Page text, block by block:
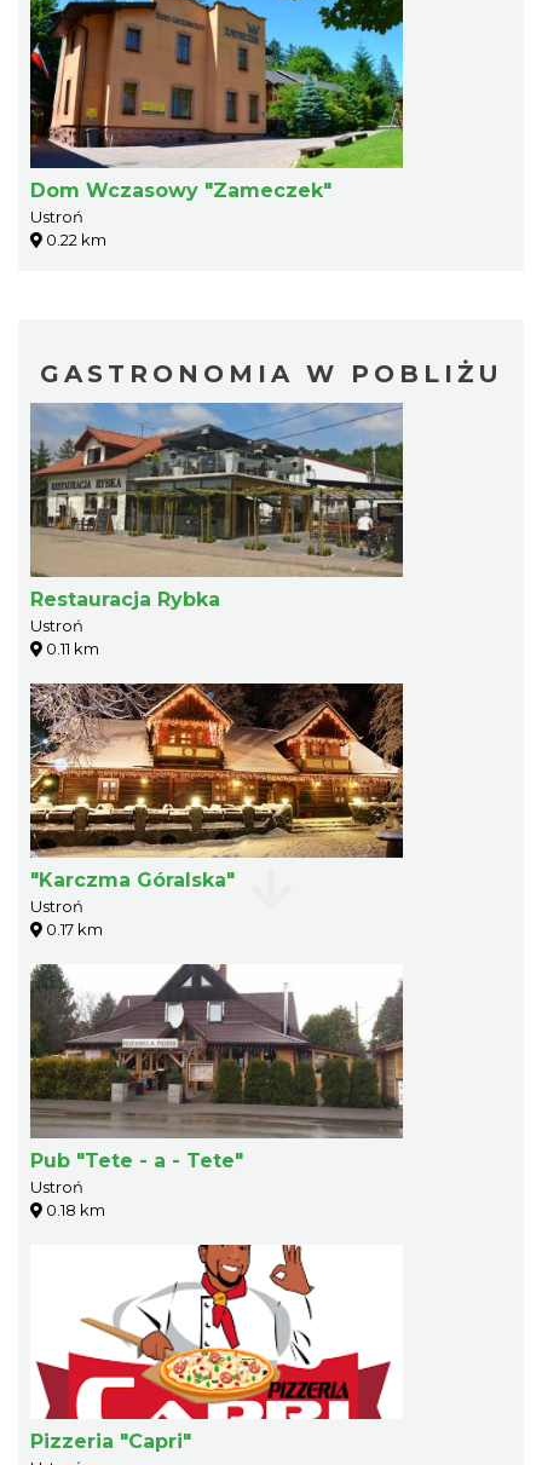
Dom Wczasowy "Zameczek"
Ustroń
0.22 km
GASTRONOMIA W POBLIŻU
Restauracja Rybka
Ustroń
0.11 km
"Karczma Góralska"
Ustroń
0.17 km
Pub "Tete - a - Tete"
Ustroń
0.18 km
Pizzeria "Capri"